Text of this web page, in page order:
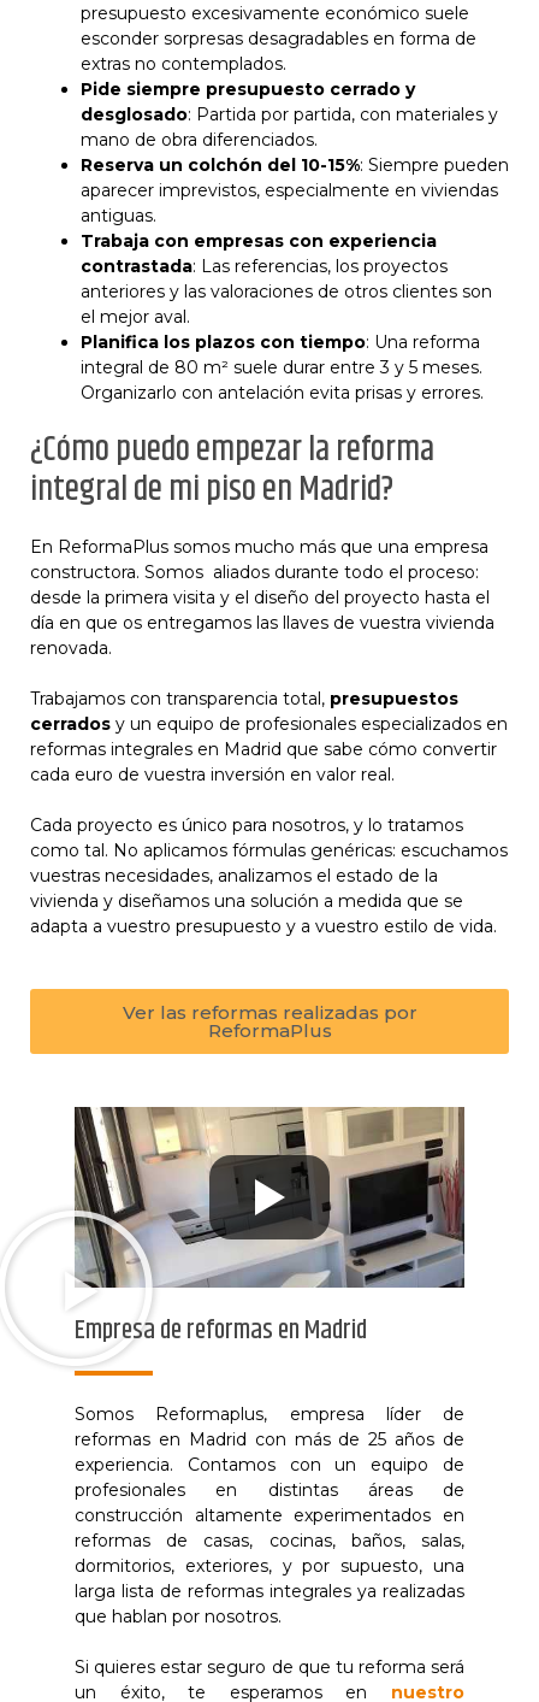
presupuesto excesivamente económico suele
esconder sorpresas desagradables en forma de
extras no contemplados.
Pide siempre presupuesto cerrado y
desglosado: Partida por partida, con materiales y
mano de obra diferenciados.
Reserva un colchón del 10-15%: Siempre pueden
aparecer imprevistos, especialmente en viviendas
antiguas.
Trabaja con empresas con experiencia
contrastada: Las referencias, los proyectos
anteriores y las valoraciones de otros clientes son
el mejor aval.
Planifica los plazos con tiempo: Una reforma
integral de 80 m² suele durar entre 3 y 5 meses.
Organizarlo con antelación evita prisas y errores.
¿Cómo puedo empezar la reforma
integral de mi piso en Madrid?
En ReformaPlus somos mucho más que una empresa
constructora. Somos aliados durante todo el proceso:
desde la primera visita y el diseño del proyecto hasta el
día en que os entregamos las llaves de vuestra vivienda
renovada.
Trabajamos con transparencia total, presupuestos
cerrados y un equipo de profesionales especializados en
reformas integrales en Madrid que sabe cómo convertir
cada euro de vuestra inversión en valor real.
Cada proyecto es único para nosotros, y lo tratamos
como tal. No aplicamos fórmulas genéricas: escuchamos
vuestras necesidades, analizamos el estado de la
vivienda y diseñamos una solución a medida que se
adapta a vuestro presupuesto y a vuestro estilo de vida.
Ver las reformas realizadas por
ReformaPlus
Empresa de reformas en Madrid
Somos Reformaplus, empresa líder de
reformas en Madrid con más de 25 años de
experiencia. Contamos con un equipo de
profesionales en distintas áreas de
construcción altamente experimentados en
reformas de casas, cocinas, baños, salas,
dormitorios, exteriores, y por supuesto, una
larga lista de reformas integrales ya realizadas
que hablan por nosotros.
Si quieres estar seguro de que tu reforma será
un éxito, te esperamos en nuestro